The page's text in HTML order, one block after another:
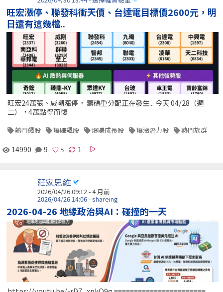
旺宏漲停、聯發科衝天價、台達電目標價2600元，明
日還有這幾檔..
旺宏24萬張、威剛漲停， 籌碼重分配正在發生... 今天 04/28（週
二），4萬點得而復
熱門飆股 爆賺飆股 爆賺成長股 爆漲潛力股 熱門族群
14990 9 1
莊家思維
2026/04/26 09:12 - 4 月前
2026/04/26 14:06 - shareing
2026-04-26 地緣政治與AI：碰撞的一天